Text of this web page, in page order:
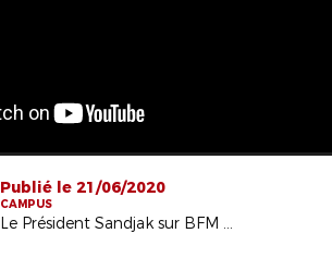
Publié le 21/06/2020
CAMPUS
Le Président Sandjak sur BFM sur la reprise d'activités